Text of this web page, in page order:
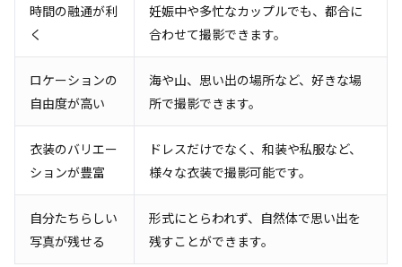
時間の融通が利
く
妊娠中や多忙なカップルでも、都合に
合わせて撮影できます。
ロケーションの
自由度が高い
海や山、思い出の場所など、好きな場
所で撮影できます。
衣装のバリエー
ションが豊富
ドレスだけでなく、和装や私服など、
様々な衣装で撮影可能です。
自分たちらしい
写真が残せる
形式にとらわれず、自然体で思い出を
残すことができます。